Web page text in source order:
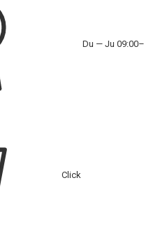
Du — Ju 09:00–
Click